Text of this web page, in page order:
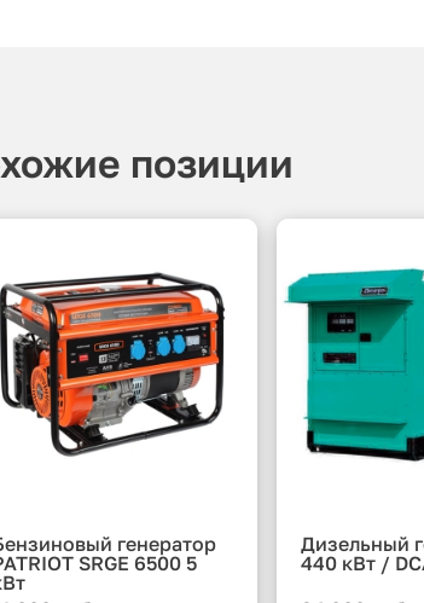
позиции
генератор
SRGE 6500 5
Дизельный
440 кВт /